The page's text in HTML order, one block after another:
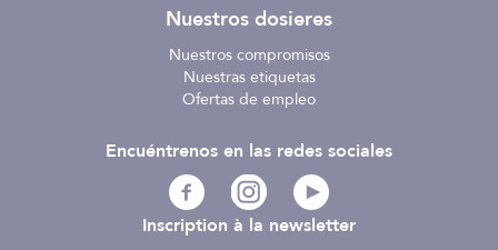
Nuestros dosieres
Nuestros compromisos
Nuestras etiquetas
Ofertas de empleo
Inscription à la newsletter
Encuéntrenos en las redes sociales